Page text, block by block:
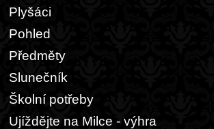
Plyšáci
Pohled
Předměty
Slunečník
Školní potřeby
Ujíždějte na Milce - výhra